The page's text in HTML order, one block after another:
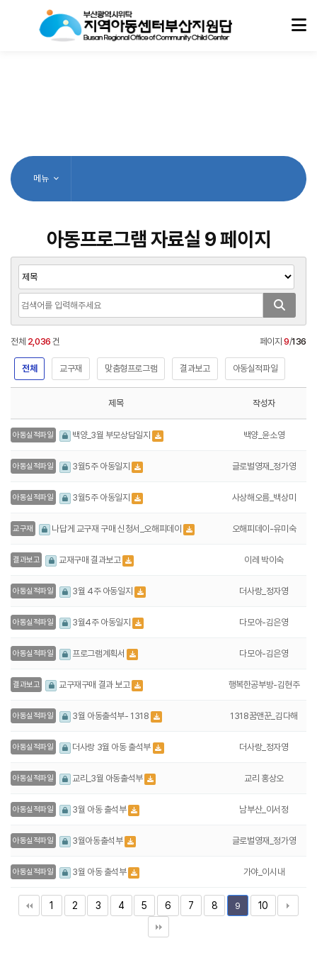
메뉴
아동프로그램 자료실 9 페이지
전체 2,036 건 페이지 9/136
전체 교구재 맞춤형프로그램 결과보고 아동실적파일
제목 작성자
아동실적파일 백양_3월 부모상담일지 백양_윤소영
아동실적파일 3월5주 아동일지 글로벌영재_정가영
아동실적파일 3월5주 아동일지 사상해오름_백상미
교구재 나답게 교구재 구매 신청서_오해피데이 오해피데이-유미숙
결과보고 교재구매 결과보고 이레 박이숙
아동실적파일 3월 4주 아동일지 더사랑_정자영
아동실적파일 3월4주 아동일지 다모아-김은영
아동실적파일 프로그램계획서 다모아-김은영
결과보고 교구재구매 결과 보고 행복한공부방-김현주
아동실적파일 3월 아동출석부- 1318 1318꿈앤꾼_김다해
아동실적파일 더사랑 3월 아동 출석부 더사랑_정자영
아동실적파일 교리_3월 아동출석부 교리 홍상오
아동실적파일 3월 아동 출석부 남부산_이서정
아동실적파일 3월아동출석부 글로벌영재_정가영
아동실적파일 3월 아동 출석부 가야_이시내
1 2 3 4 5 6 7 8 9 10